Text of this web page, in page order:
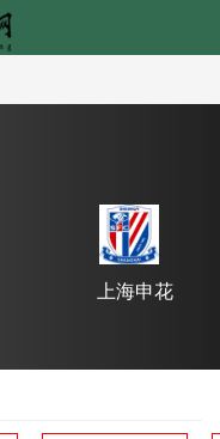
上海申花